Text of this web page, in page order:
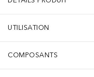
UTILISATION
COMPOSANTS